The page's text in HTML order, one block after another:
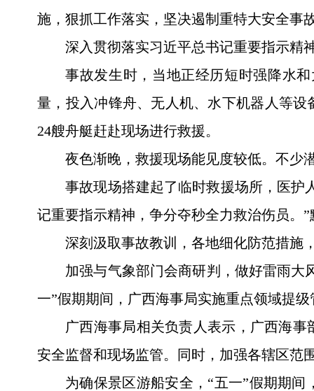
施，狠抓工作落实，坚决遏制重特大安全事
深入贯彻落实习近平总书记重要指示精
事故发生时，当地正经历短时强降水
量，投入冲锋舟、无人机、水下机器人等
24艘舟艇赶赴现场进行救援。
夜色渐晚，救援现场能见度较低。不少
事故现场搭建起了临时救援场所，医护
记重要指示精神，争分夺秒全力救治伤员。
深刻汲取事故教训，各地细化防范措施
加强与气象部门会商研判，做好雷雨
一”假期期间，广西海事局实施重点领域提
广西海事局相关负责人表示，广西海
安全监督和现场监管。同时，加强各辖区范
为确保景区游船安全，“五一”假期期